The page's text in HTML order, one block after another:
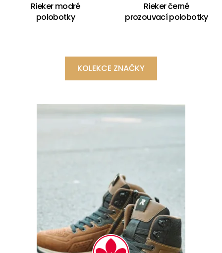
Rieker modré
polobotky
Rieker černé
prozouvací polobotky
KOLEKCE ZNAČKY